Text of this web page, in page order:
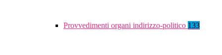
Provvedimenti organi indirizzo-politico 133